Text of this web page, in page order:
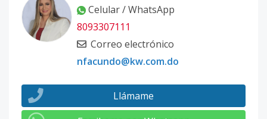
Celular / WhatsApp
8093307111
Correo electrónico
nfacundo@kw.com.do
Llámame